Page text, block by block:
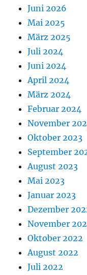
Juni 2026
Mai 2025
März 2025
Juli 2024
Juni 2024
April 2024
März 2024
Februar 2024
November
Oktober 2023
September
August 2023
Mai 2023
Januar 2023
Dezember
November
Oktober 2022
August 2022
Juli 2022